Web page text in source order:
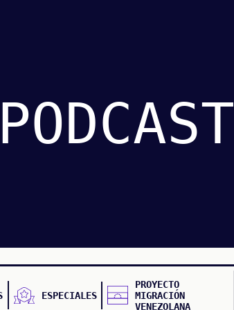
PODCAST
ESPECIALES
PROYECTO
MIGRACIÓN
VENEZOLANA